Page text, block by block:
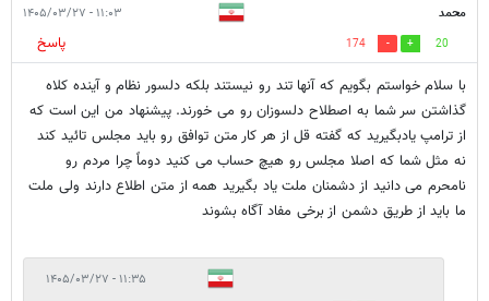
محمد ۱۱:۰۳ - ۱۴۰۵/۰۳/۲۷
20
174
پاسخ
با سلام خواستم بگویم که آنها تند رو نیستند بلکه دلسور نظام و آینده کلاه
گذاشتن سر شما به اصطلاح دلسوزان رو می خورند. پیشنهاد من این است که
از ترامپ یادبگیرید که گفته قل از هر کار متن توافق رو باید مجلس تائید کند
نه مثل شما که اصلا مجلس رو هیچ حساب می کنید دوماً چرا مردم رو
نامحرم می دانید از دشمنان ملت یاد بگیرید همه از متن اطلاع دارند ولی ملت
ما باید از طریق دشمن از برخی مفاد آگاه بشوند
۱۱:۳۵ - ۱۴۰۵/۰۳/۲۷